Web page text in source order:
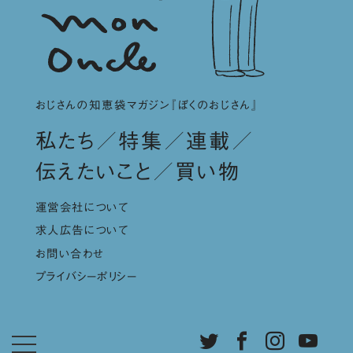
おじさんの知恵袋マガジン『ぼくのおじさん』
私たち 特集
連載
伝えたいこと
買い物
運営会社について
求人広告について
お問い合わせ
プライバシーポリシー